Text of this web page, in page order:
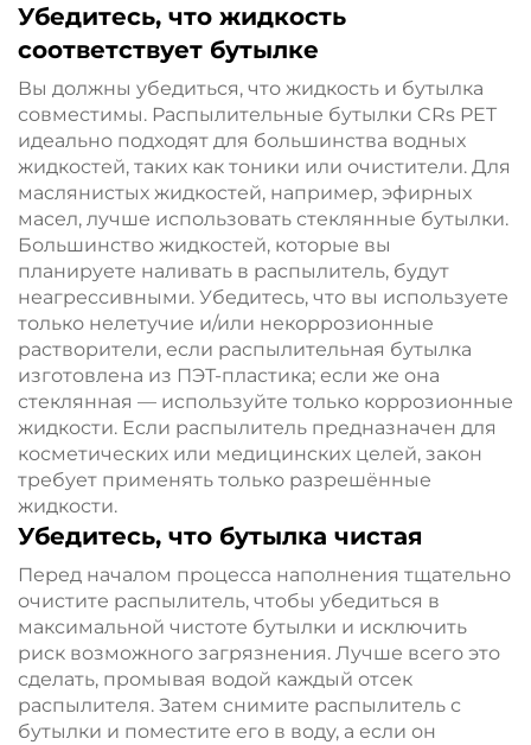
Убедитесь, что жидкость
соответствует бутылке
Вы должны убедиться, что жидкость и бутылка
совместимы. Распылительные бутылки CRs PET
идеально подходят для большинства водных
жидкостей, таких как тоники или очистители. Для
маслянистых жидкостей, например, эфирных
масел, лучше использовать стеклянные бутылки.
Большинство жидкостей, которые вы
планируете наливать в распылитель, будут
неагрессивными. Убедитесь, что вы используете
только нелетучие и/или некоррозионные
растворители, если распылительная бутылка
изготовлена из ПЭТ-пластика; если же она
стеклянная — используйте только коррозионные
жидкости. Если распылитель предназначен для
косметических или медицинских целей, закон
требует применять только разрешённые
жидкости.
Убедитесь, что бутылка чистая
Перед началом процесса наполнения тщательно
очистите распылитель, чтобы убедиться в
максимальной чистоте бутылки и исключить
риск возможного загрязнения. Лучше всего это
сделать, промывая водой каждый отсек
распылителя. Затем снимите распылитель с
бутылки и поместите его в воду, а если он